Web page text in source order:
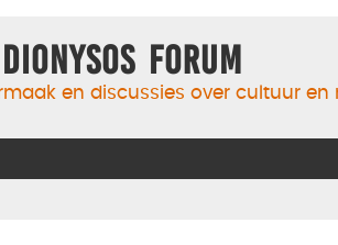
Forum
en discussies over cultuur